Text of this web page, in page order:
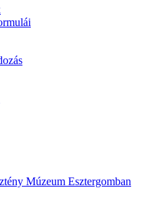
Múzeum Esztergomban